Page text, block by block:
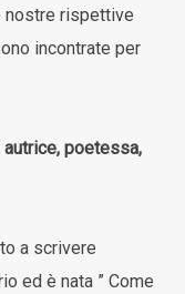
nostre rispettive
incontrate per
autrice, poetessa,
a scrivere
ed è nata ” Come